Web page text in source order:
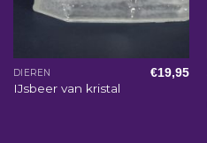
DIEREN
IJsbeer van kristal
€19,95